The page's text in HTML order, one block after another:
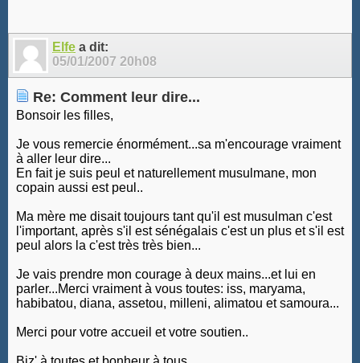
Elfe a dit:
05/01/2007 20h08
Re: Comment leur dire...
Bonsoir les filles,
Je vous remercie énormément...sa m'encourage vraiment
à aller leur dire...
En fait je suis peul et naturellement musulmane, mon
copain aussi est peul..
Ma mère me disait toujours tant qu'il est musulman c'est
l'important, après s'il est sénégalais c'est un plus et s'il est
peul alors la c'est très très bien...
Je vais prendre mon courage à deux mains...et lui en
parler...Merci vraiment à vous toutes: iss, maryama,
habibatou, diana, assetou, milleni, alimatou et samoura...
Merci pour votre accueil et votre soutien..